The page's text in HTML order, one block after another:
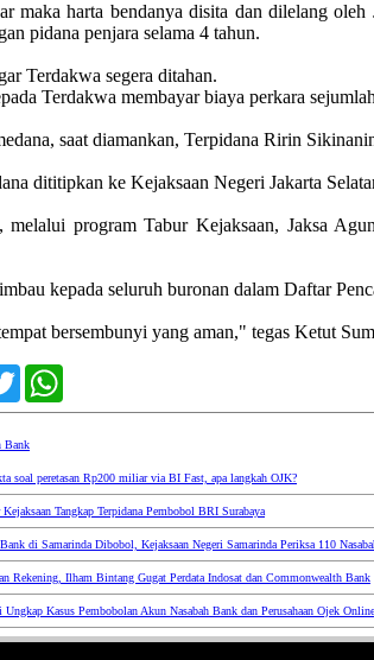
maka harta bendanya disita dan dilelang
pidana penjara selama 4 tahun.
Terdakwa segera ditahan.
Terdakwa membayar biaya perkara
saat diamankan, Terpidana Ririn
dititipkan ke Kejaksaan Negeri Jakarta
melalui program Tabur Kejaksaan, Jaksa
kepada seluruh buronan dalam Daftar
bersembunyi yang aman," tegas Ketut
Twitter
Bank
soal peretasan Rp200 miliar via BI Fast, apa langkah OJK?
Tangkap Terpidana Pembobol BRI Surabaya
di Samarinda Dibobol, Kejaksaan Negeri Samarinda Periksa 110
Rekening, Ilham Bintang Gugat Perdata Indosat dan Commonwealth Bank
Kasus Pembobolan Akun Nasabah Bank dan Perusahaan Ojek